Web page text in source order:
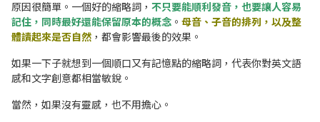
原因很簡單。一個好的縮略詞， 不只要能順利發音，也要讓人容易
記住，同時最好還能保留原本的概念 。 母音、子音的排列，以及整
體讀起來是否自然 ，都會影響最後的效果。
如果一下子就想到一個順口又有記憶點的縮略詞，代表你對英文語
感和文字創意都相當敏銳。
當然，如果沒有靈感，也不用擔心。